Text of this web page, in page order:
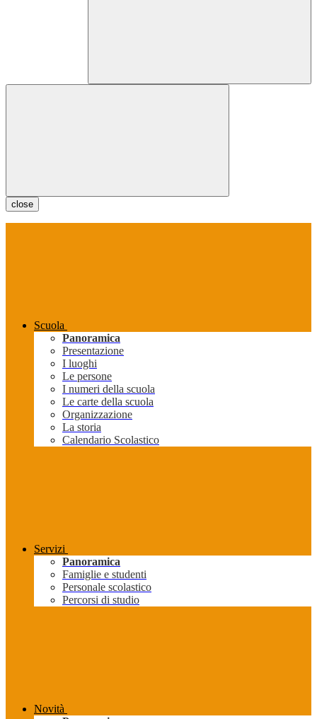
close
Scuola
Panoramica
Presentazione
I luoghi
Le persone
I numeri della scuola
Le carte della scuola
Organizzazione
La storia
Calendario Scolastico
Servizi
Panoramica
Famiglie e studenti
Personale scolastico
Percorsi di studio
Novità